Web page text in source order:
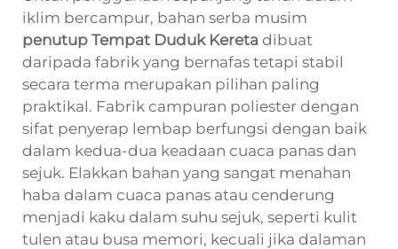
iklim bercampur, bahan serba musim
penutup Tempat Duduk Kereta dibuat
daripada fabrik yang bernafas tetapi stabil
secara terma merupakan pilihan paling
praktikal. Fabrik campuran poliester dengan
sifat penyerap lembap berfungsi dengan baik
dalam kedua-dua keadaan cuaca panas dan
sejuk. Elakkan bahan yang sangat menahan
haba dalam cuaca panas atau cenderung
menjadi kaku dalam suhu sejuk, seperti kulit
tulen atau busa memori, kecuali jika dalaman